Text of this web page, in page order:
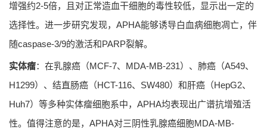
增强约2-5倍，且对正常造血干细胞的毒性较低，显示出一定的
选择性。进一步研究发现，APHA能够诱导白血病细胞凋亡，伴
随caspase-3/9的激活和PARP裂解。
实体瘤：在乳腺癌（MCF-7、MDA-MB-231）、肺癌（A549、
H1299）、结直肠癌（HCT-116、SW480）和肝癌（HepG2、
Huh7）等多种实体瘤细胞系中，APHA均表现出广谱抗增殖活
性。值得注意的是，APHA对三阴性乳腺癌细胞MDA-MB-